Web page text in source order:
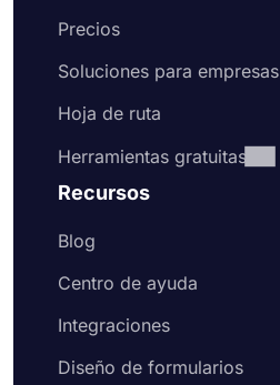
Precios
Soluciones para empresas
Hoja de ruta
Herramientas gratuitas
Recursos
Blog
Centro de ayuda
Integraciones
Diseño de formularios